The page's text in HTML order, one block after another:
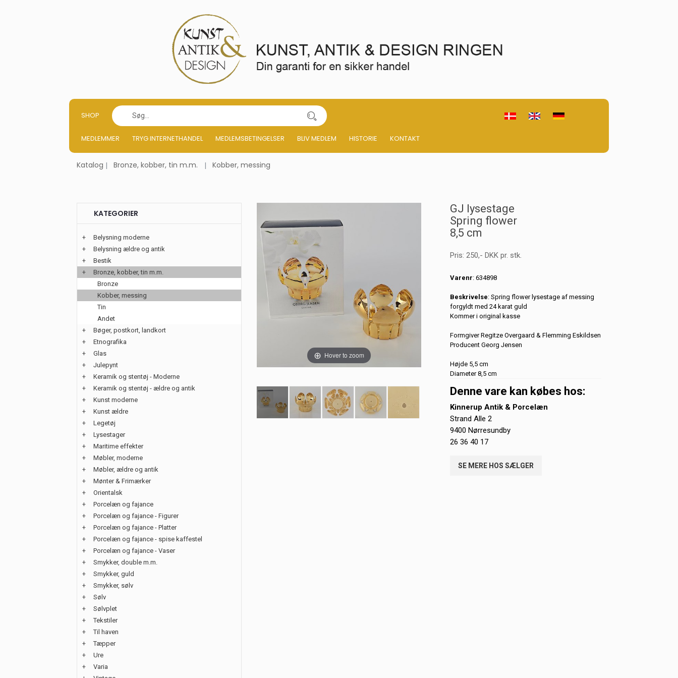
SHOP
MEDLEMMER TRYG INTERNETHANDEL MEDLEMSBETINGELSER BLIV MEDLEM HISTORIE KONTAKT
Katalog Bronze, kobber, tin m.m. Kobber, messing
KATEGORIER
+
Belysning moderne
+
Belysning ældre og antik
+
Bestik
+
Bronze, kobber, tin m.m.
Bronze
Kobber, messing
Tin
Andet
+
Bøger, postkort, landkort
+
Etnografika
+
Glas
+
Julepynt
+
Keramik og stentøj - Moderne
+
Keramik og stentøj - ældre og antik
+
Kunst moderne
+
Kunst ældre
+
Legetøj
+
Lysestager
+
Maritime effekter
+
Møbler, moderne
+
Møbler, ældre og antik
+
Mønter & Frimærker
+
Orientalsk
+
Porcelæn og fajance
+
Porcelæn og fajance - Figurer
+
Porcelæn og fajance - Platter
+
Porcelæn og fajance - spise kaffestel
+
Porcelæn og fajance - Vaser
+
Smykker, double m.m.
+
Smykker, guld
+
Smykker, sølv
+
Sølv
+
Sølvplet
+
Tekstiler
+
Til haven
+
Tæpper
+
Ure
+
Varia
Hover to zoom
GJ lysestage
Spring flower
8,5 cm
Pris:250,-DKK pr. stk.
Varenr: 634898
Beskrivelse: Spring flower lysestage af messing
forgyldt med 24 karat guld
Kommer i original kasse
Formgiver Regitze Overgaard & Flemming Eskildsen
Producent Georg Jensen
Højde 5,5 cm
Diameter 8,5 cm
Denne vare kan købes hos:
Kinnerup Antik & Porcelæn
Strand Alle 2
9400 Nørresundby
26 36 40 17
SE MERE HOS SÆLGER